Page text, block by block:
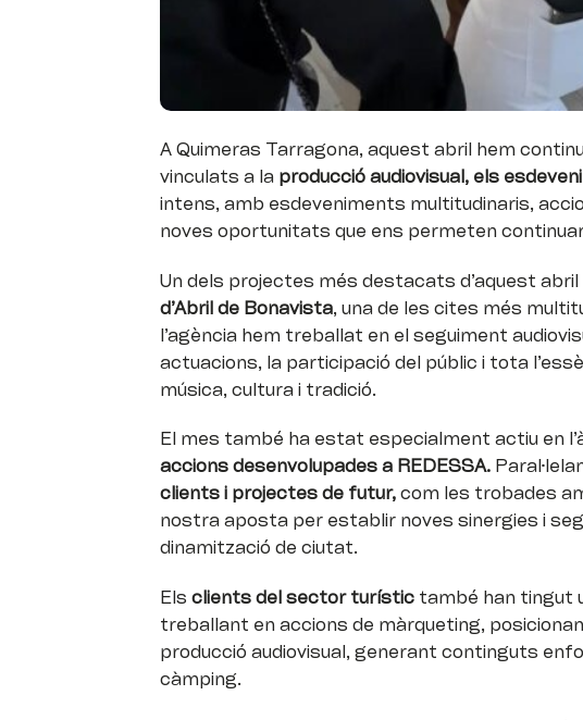
A Quimeras Tarragona, aquest abril hem
vinculats a la producció audiovisual, els
intens, amb esdeveniments multitudinaris,
noves oportunitats que ens permeten
Un dels projectes més destacats d’aquest
d’Abril de Bonavista, una de les cites més
l’agència hem treballat en el seguiment
actuacions, la participació del públic i tota
música, cultura i tradició.
El mes també ha estat especialment actiu en
accions desenvolupades a REDESSA.
clients i projectes de futur, com les trobades
nostra aposta per establir noves sinergies i
dinamització de ciutat.
Els clients del sector turístic també han tingut
treballant en accions de màrqueting,
producció audiovisual, generant continguts
càmping.